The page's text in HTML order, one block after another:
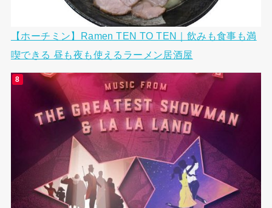
【ホーチミン】Ramen TEN TO TEN｜飲みも食事も満
喫できる 昼も夜も使えるラーメン居酒屋